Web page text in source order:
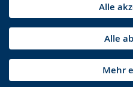
Alle
Alle
Mehr